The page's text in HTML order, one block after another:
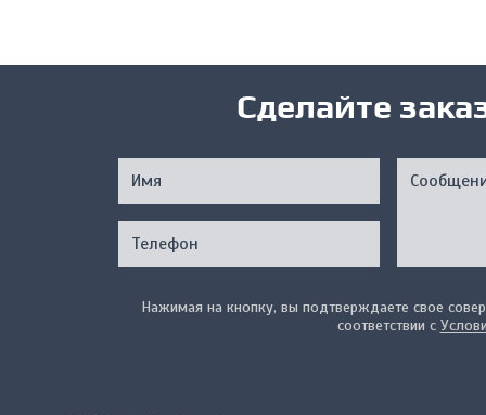
Сделайте
Нажимая на кнопку, вы подтверждаете свое
соответствии с